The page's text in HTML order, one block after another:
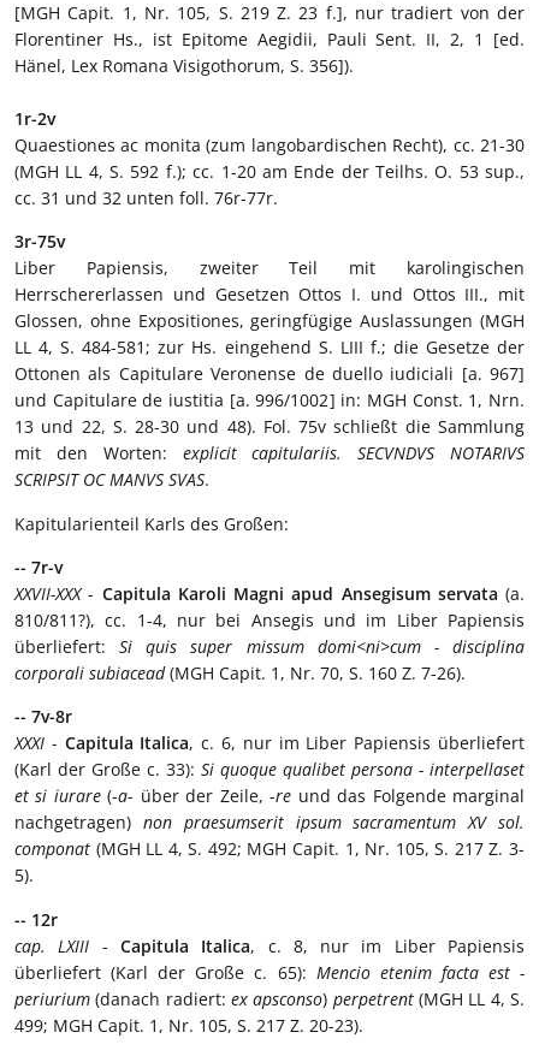
[MGH Capit. 1, Nr. 105, S. 219 Z. 23 f.], nur tradiert von der
Florentiner Hs., ist Epitome Aegidii, Pauli Sent. II, 2, 1 [ed.
Hänel, Lex Romana Visigothorum, S. 356]).
1r-2v
Quaestiones ac monita (zum langobardischen Recht), cc. 21-30
(MGH LL 4, S. 592 f.); cc. 1-20 am Ende der Teilhs. O. 53 sup.,
cc. 31 und 32 unten foll. 76r-77r.
3r-75v
Liber Papiensis, zweiter Teil mit karolingischen
Herrschererlassen und Gesetzen Ottos I. und Ottos III., mit
Glossen, ohne Expositiones, geringfügige Auslassungen (MGH
LL 4, S. 484-581; zur Hs. eingehend S. LIII f.; die Gesetze der
Ottonen als Capitulare Veronense de duello iudiciali [a. 967]
und Capitulare de iustitia [a. 996/1002] in: MGH Const. 1, Nrn.
13 und 22, S. 28-30 und 48). Fol. 75v schließt die Sammlung
mit den Worten: explicit capitulariis. SECVNDVS NOTARIVS
SCRIPSIT OC MANVS SVAS.
Kapitularienteil Karls des Großen:
-- 7r-v
XXVII-XXX- Capitula Karoli Magni apud Ansegisum servata (a.
810/811?), cc. 1-4, nur bei Ansegis und im Liber Papiensis
überliefert:Si quis super missum domi<ni>cum - disciplina
corporali subiacead(MGH Capit. 1, Nr. 70, S. 160 Z. 7-26).
-- 7v-8r
XXXI - Capitula Italica, c. 6, nur im Liber Papiensis überliefert
(Karl der Große c. 33): Si quoque qualibet persona - interpellaset
et si iurare(-a- über der Zeile, -re und das Folgende marginal
nachgetragen) non praesumserit ipsum sacramentum XV sol.
componat (MGH LL 4, S. 492; MGH Capit. 1, Nr. 105, S. 217 Z. 3-
5).
-- 12r
cap. LXIII - Capitula Italica, c. 8, nur im Liber Papiensis
überliefert (Karl der Große c. 65): Mencio etenim facta est -
periurium (danach radiert: ex apsconso) perpetrent(MGH LL 4, S.
499; MGH Capit. 1, Nr. 105, S. 217 Z. 20-23).